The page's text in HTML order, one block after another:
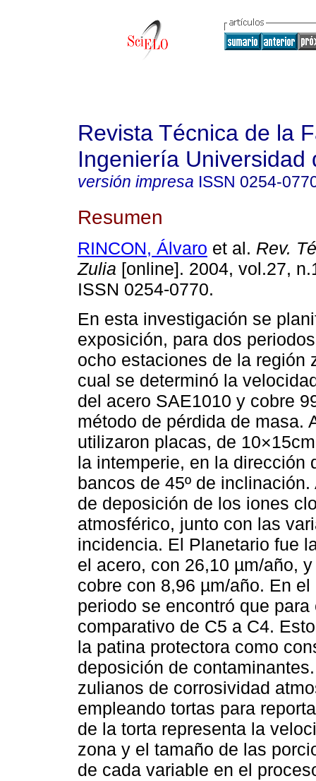
Revista Técnica de la
Ingeniería Universidad
versión impresa ISSN 0254-
Resumen
RINCON, Álvaro et al. Rev.
Zulia [online]. 2004, vol.27,
ISSN 0254-0770.
En esta investigación se
exposición, para dos
ocho estaciones de la región
cual se determinó la
del acero SAE1010 y cobre
método de pérdida de masa.
utilizaron placas, de
la intemperie, en la dirección
bancos de 45º de
de deposición de los iones
atmosférico, junto con las
incidencia. El Planetario fue
el acero, con 26,10 µm/año,
cobre con 8,96 µm/año. En
periodo se encontró que
comparativo de C5 a C4.
la patina protectora como
deposición de
zulianos de corrosividad
empleando tortas para
de la torta representa la
zona y el tamaño de las
de cada variable en el